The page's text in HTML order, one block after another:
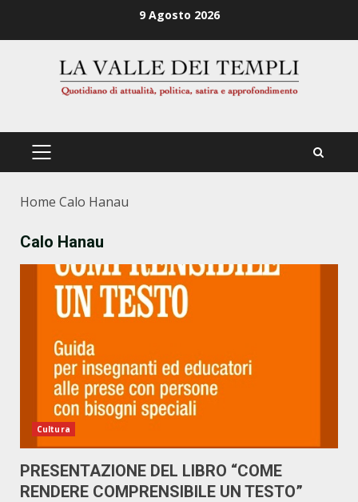
9 Agosto 2026
PRIMÄRES
Home Calo Hanau
Calo Hanau
Cultura
PRESENTAZIONE DEL LIBRO “COME
RENDERE COMPRENSIBILE UN TESTO”